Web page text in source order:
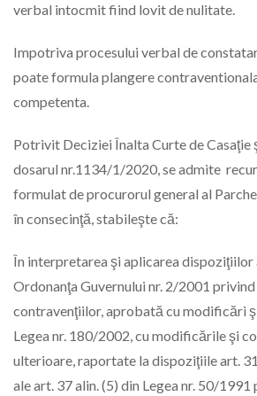
verbal intocmit fiind lovit de nulitate.
Impotriva procesului verbal de
poate formula plangere
competenta.
Potrivit Deciziei Înalta Curte de Casaţie
dosarul nr.1134/1/2020, se admite
formulat de procurorul general al
în consecinţă, stabileşte că:
În interpretarea şi aplicarea dispoziţiilor
Ordonanţa Guvernului nr. 2/2001
contravenţiilor, aprobată cu modificări
Legea nr. 180/2002, cu modificările şi
ulterioare, raportate la dispoziţiile art.
ale art. 37 alin. (5) din Legea nr. 50/